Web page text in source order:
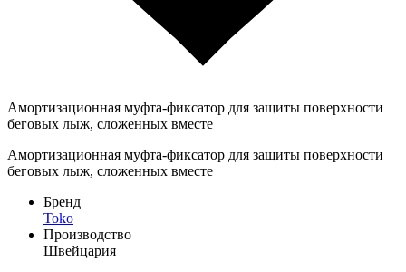
Амортизационная муфта-фиксатор для защиты поверхности
беговых лыж, сложенных вместе
Амортизационная муфта-фиксатор для защиты поверхности
беговых лыж, сложенных вместе
Бренд
Toko
Производство
Швейцария